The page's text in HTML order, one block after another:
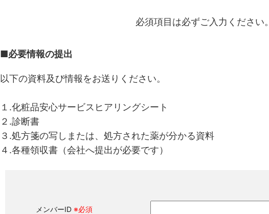
必須項目は必ずご入力ください。
■必要情報の提出
以下の資料及び情報をお送りください。
１.化粧品安心サービスヒアリングシート
２.診断書
３.処方箋の写しまたは、処方された薬が分かる資料
４.各種領収書（会社へ提出が必要です）
メンバーID ※必須